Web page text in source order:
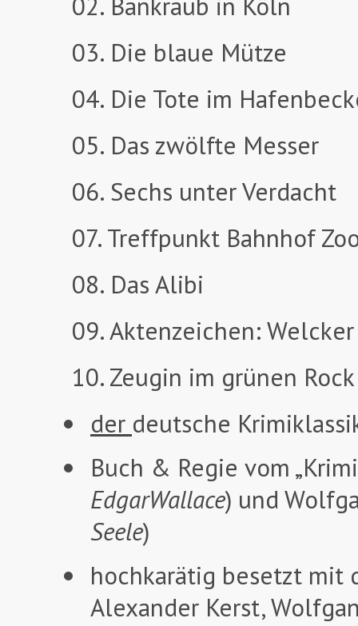
03. Die blaue Mütze
04. Die Tote im
05. Das zwölfte Messer
06. Sechs unter Verdacht
07. Treffpunkt Bahnhof
08. Das Alibi
09. Aktenzeichen:
10. Zeugin im grünen Rock
der deutsche
Buch & Regie vom
EdgarWallace) und
Seele)
hochkarätig besetzt mit
Alexander Kerst,